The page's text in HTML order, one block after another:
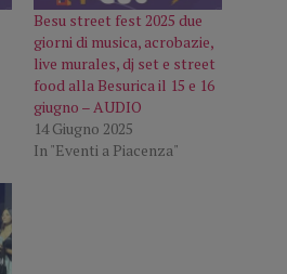
Besu street fest 2025 due
giorni di musica, acrobazie,
live murales, dj set e street
food alla Besurica il 15 e 16
giugno – AUDIO
14 Giugno 2025
In "Eventi a Piacenza"